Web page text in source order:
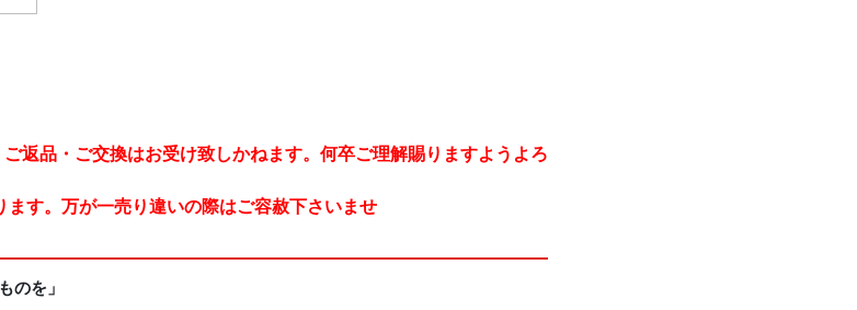
返品・ご交換はお受け致しかねます。何卒ご理解賜りますようよろ
ます。万が一売り違いの際はご容赦下さいませ
のを」